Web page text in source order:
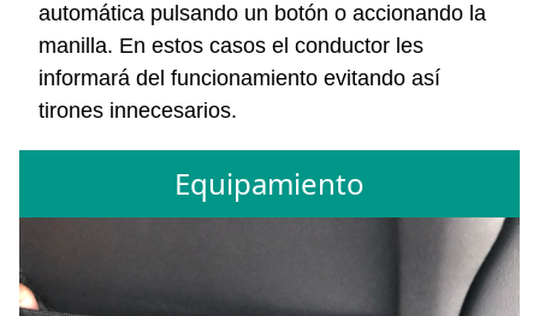
automática pulsando un botón o accionando la
manilla. En estos casos el conductor les
informará del funcionamiento evitando así
tirones innecesarios.
Equipamiento